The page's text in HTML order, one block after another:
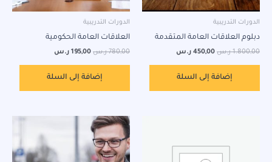
الدورات التدريبية
دبلوم العلاقات العامة المتقدمة
1.800,00 ر.س 450,00 ر.س
إضافة إلى السلة
الدورات التدريبية
العلاقات العامة الحكومية
780,00 ر.س 195,00 ر.س
إضافة إلى السلة